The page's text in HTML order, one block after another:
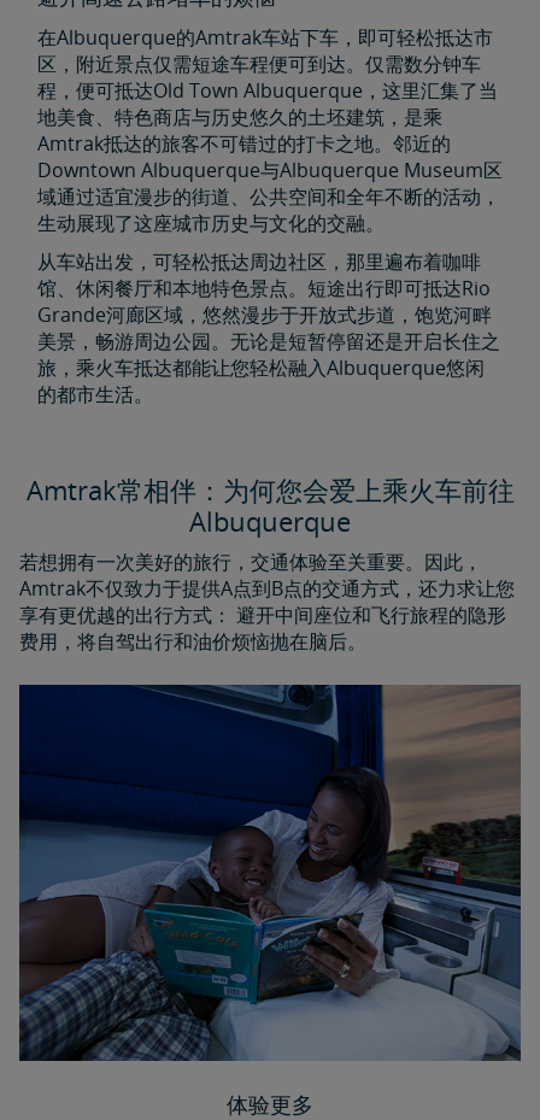
在Albuquerque的Amtrak车站下车，即可轻松抵达市
区，附近景点仅需短途车程便可到达。仅需数分钟车
程，便可抵达Old Town Albuquerque，这里汇集了当
地美食、特色商店与历史悠久的土坯建筑，是乘
Amtrak抵达的旅客不可错过的打卡之地。邻近的
Downtown Albuquerque与Albuquerque Museum区
域通过适宜漫步的街道、公共空间和全年不断的活动，
生动展现了这座城市历史与文化的交融。
从车站出发，可轻松抵达周边社区，那里遍布着咖啡
馆、休闲餐厅和本地特色景点。短途出行即可抵达Rio
Grande河廊区域，悠然漫步于开放式步道，饱览河畔
美景，畅游周边公园。无论是短暂停留还是开启长住之
旅，乘火车抵达都能让您轻松融入Albuquerque悠闲
的都市生活。
Amtrak常相伴：为何您会爱上乘火车前往
Albuquerque
若想拥有一次美好的旅行，交通体验至关重要。因此，
Amtrak不仅致力于提供A点到B点的交通方式，还力求让您
享有更优越的出行方式： 避开中间座位和飞行旅程的隐形
费用，将自驾出行和油价烦恼抛在脑后。
体验更多